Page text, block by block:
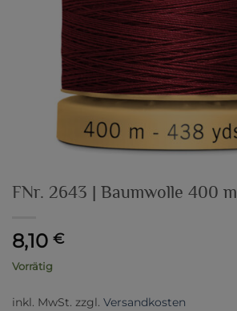
FNr. 2643 | Baumwolle 400 m
8,10 €
Vorrätig
inkl. MwSt. zzgl. Versandkosten